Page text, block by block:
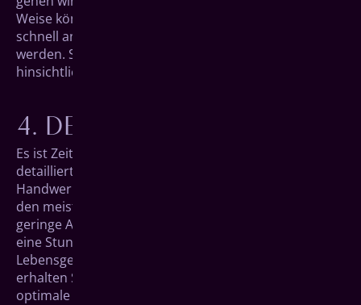
Weise können Fragen schnell geklärt, Produkte
schnell angefertigt und die Qualität schnell geprüft
werden. So können Sie sich auf höchste Ansprüche
hinsichtlich Material und Präzision verlassen.
DER GROSSE TAG
Es ist Zeit für Ihr neues Ich. An diesem Tag kommen
detaillierte Planung, präzise Fertigung und echtes
Hand­werk zu perfektem Zahnersatz zusammen. In
den meisten Fällen dauert der Eingriff durch die
geringe Anzahl von nur 4 Implantaten nicht länger als
eine Stunde, bevor Sie unsere Praxis mit einem neuen
Lebens­gefühl wieder verlassen können. Im Anschluss
erhalten Sie von uns natürlich auch Tipps für eine
optimale Pflege Ihres Zahn­ersatzes in Zukunft.